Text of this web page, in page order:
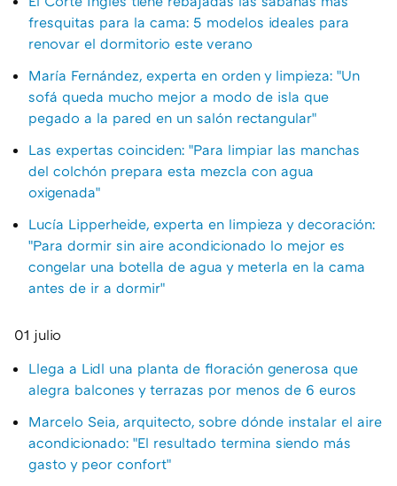
fresquitas para la cama: 5 modelos ideales para
renovar el dormitorio este verano
María Fernández, experta en orden y limpieza: "Un
sofá queda mucho mejor a modo de isla que
pegado a la pared en un salón rectangular"
Las expertas coinciden: "Para limpiar las manchas
del colchón prepara esta mezcla con agua
oxigenada"
Lucía Lipperheide, experta en limpieza y decoración:
"Para dormir sin aire acondicionado lo mejor es
congelar una botella de agua y meterla en la cama
antes de ir a dormir"
01 julio
Llega a Lidl una planta de floración generosa que
alegra balcones y terrazas por menos de 6 euros
Marcelo Seia, arquitecto, sobre dónde instalar el aire
acondicionado: "El resultado termina siendo más
gasto y peor confort"